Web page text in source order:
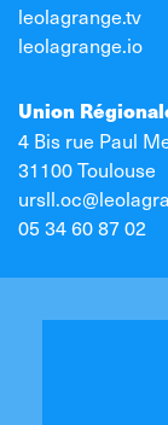
leolagrange.tv
leolagrange.io
Union
4 Bis rue Paul
31100 Toulouse
05 34 60 87 02